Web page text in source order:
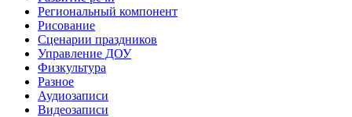
Региональный компонент
Рисование
Сценарии праздников
Управление ДОУ
Физкультура
Разное
Аудиозаписи
Видеозаписи